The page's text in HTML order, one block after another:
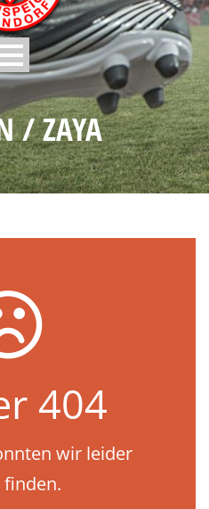
/ ZAYA
404
wir leider